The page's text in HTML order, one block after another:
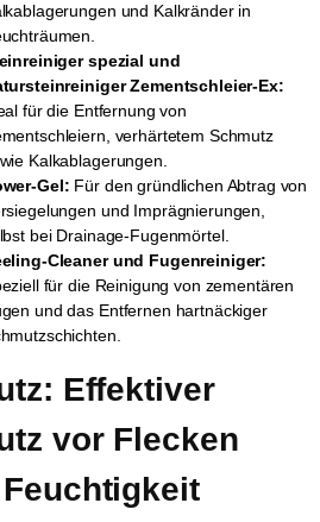
und Kalkränder in
spezial und
Zementschleier-Ex:
für die Entfernung von
verhärtetem Schmutz
Kalkablagerungen.
Gel: Für den gründlichen Abtrag von
und Imprägnierungen,
bei Drainage-Fugenmörtel.
Cleaner und Fugenreiniger:
für die Reinigung von zementären
und das Entfernen hartnäckiger
Effektiver
vor Flecken